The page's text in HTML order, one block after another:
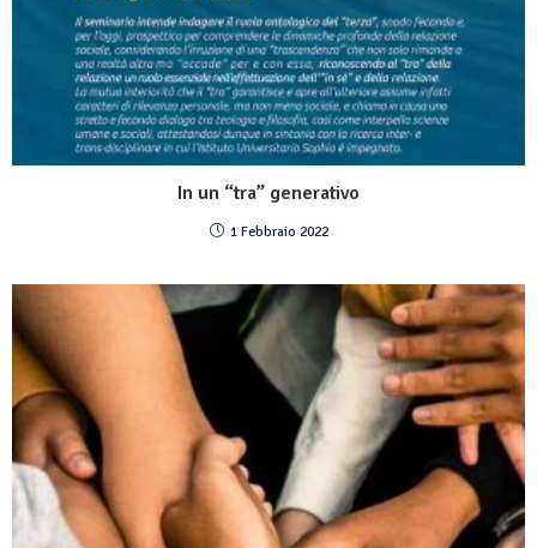
In un “tra” generativo
1 Febbraio 2022